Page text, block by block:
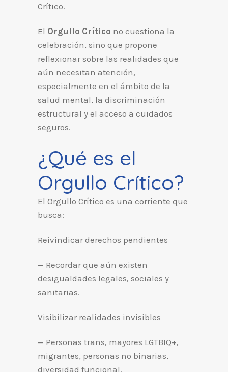
Crítico.
El Orgullo Crítico no cuestiona la
celebración, sino que propone
reflexionar sobre las realidades que
aún necesitan atención,
especialmente en el ámbito de la
salud mental, la discriminación
estructural y el acceso a cuidados
seguros.
¿Qué es el
Orgullo Crítico?
El Orgullo Crítico es una corriente que
busca:
Reivindicar derechos pendientes
— Recordar que aún existen
desigualdades legales, sociales y
sanitarias.
Visibilizar realidades invisibles
— Personas trans, mayores LGTBIQ+,
migrantes, personas no binarias,
diversidad funcional.